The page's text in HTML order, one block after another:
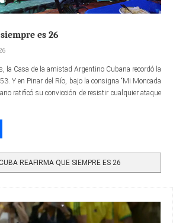
es 26
la Casa de la amistad Argentino Cubana recordó la
Y en Pinar del Río, bajo la consigna “Mi Moncada
ratificó su convicción de resistir cualquier ataque
REAFIRMA QUE SIEMPRE ES 26